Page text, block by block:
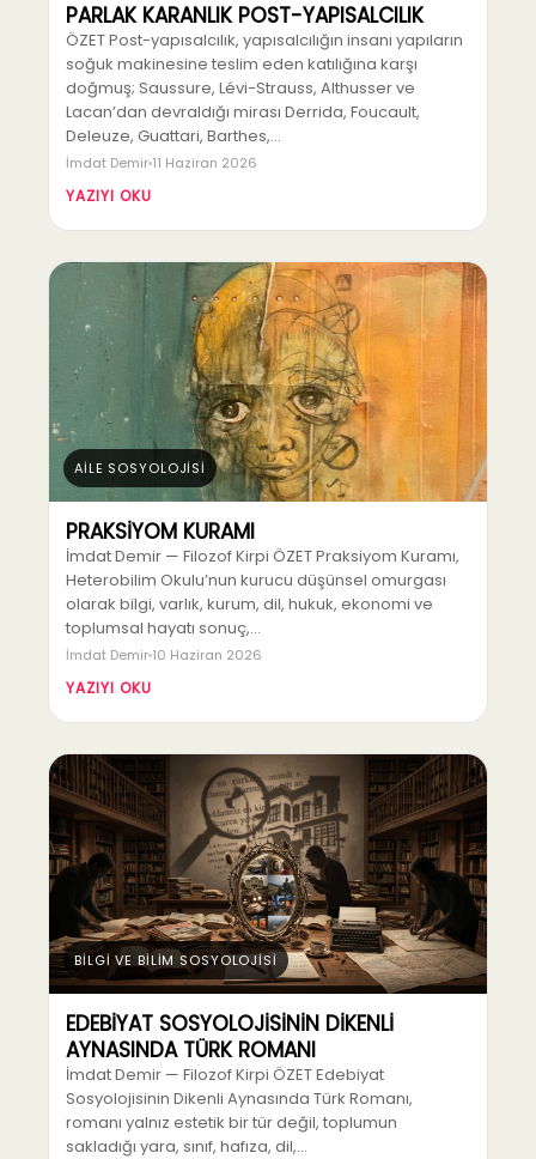
PARLAK KARANLIK POST-YAPISALCILIK
ÖZET Post-yapısalcılık, yapısalcılığın insanı yapıların
soğuk makinesine teslim eden katılığına karşı
doğmuş; Saussure, Lévi-Strauss, Althusser ve
Lacan’dan devraldığı mirası Derrida, Foucault,
Deleuze, Guattari, Barthes,…
İmdat Demir 11 Haziran 2026
YAZIYI OKU
AİLE SOSYOLOJİSİ
PRAKSİYOM KURAMI
İmdat Demir — Filozof Kirpi ÖZET Praksiyom Kuramı,
Heterobilim Okulu’nun kurucu düşünsel omurgası
olarak bilgi, varlık, kurum, dil, hukuk, ekonomi ve
toplumsal hayatı sonuç,…
İmdat Demir 10 Haziran 2026
YAZIYI OKU
BİLGİ VE BİLİM SOSYOLOJİSİ
EDEBİYAT SOSYOLOJİSİNİN DİKENLİ
AYNASINDA TÜRK ROMANI
İmdat Demir — Filozof Kirpi ÖZET Edebiyat
Sosyolojisinin Dikenli Aynasında Türk Romanı,
romanı yalnız estetik bir tür değil, toplumun
sakladığı yara, sınıf, hafıza, dil,…